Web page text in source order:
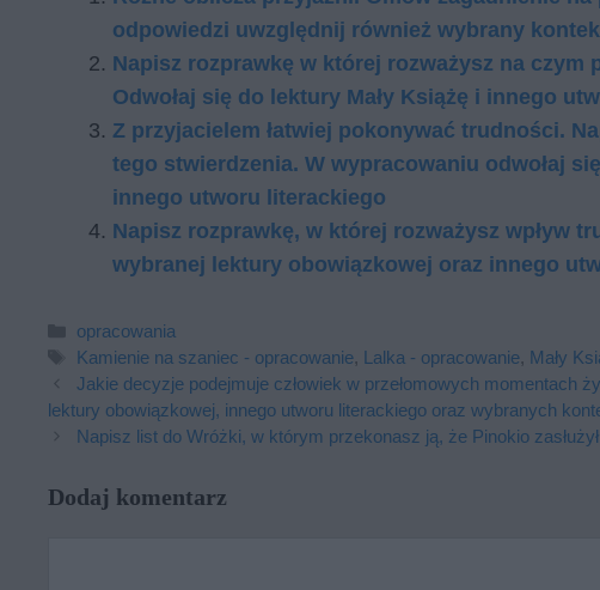
od­po­wie­dzi uwzględ­nij rów­nież wy­bra­ny
Napisz rozprawkę w której rozważysz na czym
Odwołaj się do lektury Mały Książę i innego
Z przyjacielem łatwiej pokonywać trudności.
tego stwierdzenia. W wypracowaniu odwołaj
innego utworu literackiego
Napisz rozprawkę, w której rozważysz wpływ
wybranej lektury obowiązkowej oraz innego
Kategorie
opracowania
Tagi
Kamienie na szaniec - opracowanie, Lalka - opracowanie, Mały
Ja­kie de­cy­zje po­dej­mu­je czło­wiek w prze­ło­mo­wych mo­men­tach
lek­tu­ry obo­wiąz­ko­wej, in­ne­go utwo­ru li­te­rac­kie­go oraz wy­bra­nych
Napisz list do Wróżki, w którym przekonasz ją, że Pinokio
Dodaj komentarz